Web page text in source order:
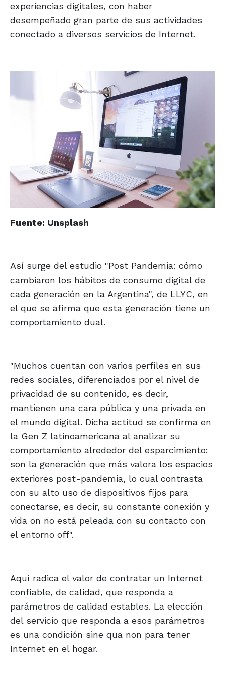
experiencias digitales, con haber
desempeñado gran parte de sus actividades
conectado a diversos servicios de Internet.
Fuente: Unsplash
Así surge del estudio "Post Pandemia: cómo
cambiaron los hábitos de consumo digital de
cada generación en la Argentina", de LLYC, en
el que se afirma que esta generación tiene un
comportamiento dual.
"Muchos cuentan con varios perfiles en sus
redes sociales, diferenciados por el nivel de
privacidad de su contenido, es decir,
mantienen una cara pública y una privada en
el mundo digital. Dicha actitud se confirma en
la Gen Z latinoamericana al analizar su
comportamiento alrededor del esparcimiento:
son la generación que más valora los espacios
exteriores post-pandemia, lo cual contrasta
con su alto uso de dispositivos fijos para
conectarse, es decir, su constante conexión y
vida on no está peleada con su contacto con
el entorno off".
Aquí radica el valor de contratar un Internet
confiable, de calidad, que responda a
parámetros de calidad estables. La elección
del servicio que responda a esos parámetros
es una condición sine qua non para tener
Internet en el hogar.